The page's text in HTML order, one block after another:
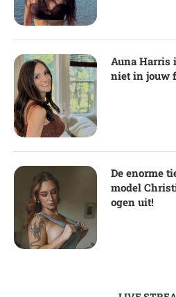
Auna Harris
niet in jouw
De enorme
model
ogen uit!